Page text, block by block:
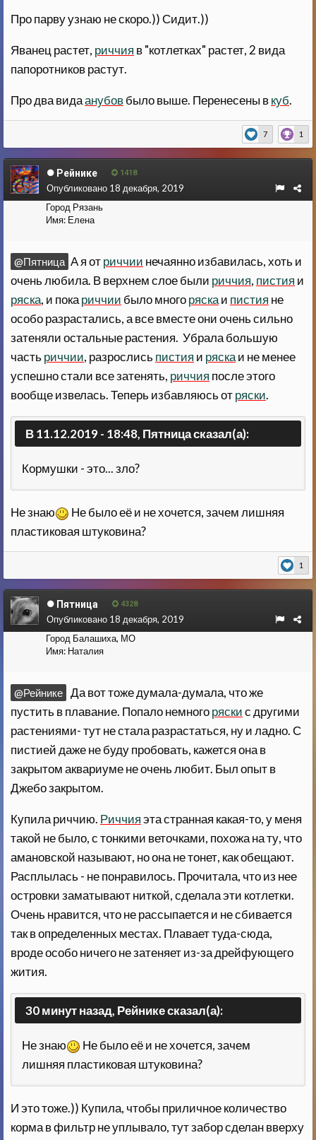
Про парву узнаю не скоро.)) Сидит.))
Яванец растет, риччия в "котлетках" растет, 2 вида
папоротников растут.
Про два видаанубовбыло выше. Перенесены вкуб.
7 1
Рейнике 1418
Город Рязань
Имя: Елена
Опубликовано 18 декабря, 2019
@Пятница А я отриччии нечаянно избавилась, хоть и
очень любила. В верхнем слое были риччия, пистия и
ряска, и покариччии было многоряскаи пистия не
особо разрастались, а все вместе они очень сильно
затеняли остальные растения. Убрала большую
частьриччии, разрослисьпистия и ряскаи не менее
успешно стали все затенять, риччия после этого
вообще извелась. Теперь избавляюсь отряски.
В 11.12.2019 - 18:48, Пятница сказал(а):
Кормушки - это... зло?
Не знаю
Не было её и не хочется, зачем лишняя
пластиковая штуковина?
1
Пятница 4328
Город Балашиха, МО
Имя: Наталия
Опубликовано 18 декабря, 2019
@Рейнике
Да вот тоже думала-думала, что же
пустить в плавание. Попало немногоряскис другими
растениями- тут не стала разрастаться, ну и ладно. С
пистией даже не буду пробовать, кажется она в
закрытом аквариуме не очень любит. Был опыт в
Джебо закрытом.
Купила риччию. Риччияэта странная какая-то, у меня
такой не было, с тонкими веточками, похожа на ту, что
амановской называют, но она не тонет, как обещают.
Расплылась - не понравилось. Прочитала, что из нее
островки заматывают ниткой, сделала эти котлетки.
Очень нравится, что не рассыпается и не сбивается
так в определенных местах. Плавает туда-сюда,
вроде особо ничего не затеняет из-за дрейфующего
жития.
30 минут назад, Рейнике сказал(а):
Не знаю
Не было её и не хочется, зачем
лишняя пластиковая штуковина?
И это тоже.)) Купила, чтобы приличное количество
корма в фильтр не уплывало, тут забор сделан вверху